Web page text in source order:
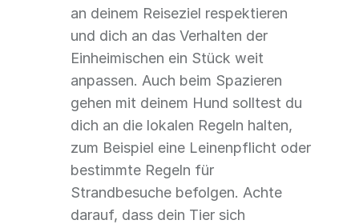
an deinem Reiseziel respektieren
und dich an das Verhalten der
Einheimischen ein Stück weit
anpassen. Auch beim Spazieren
gehen mit deinem Hund solltest du
dich an die lokalen Regeln halten,
zum Beispiel eine Leinenpflicht oder
bestimmte Regeln für
Strandbesuche befolgen. Achte
darauf, dass dein Tier sich